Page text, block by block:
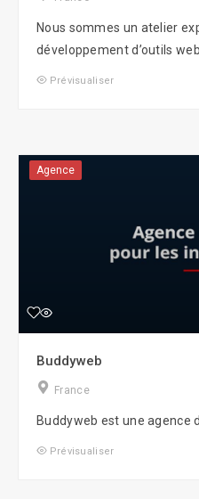
Nous sommes un atelier
développement d’outils web
Prévisualiser
Agence
Buddyweb
France
Buddyweb est une agence
Prévisualiser